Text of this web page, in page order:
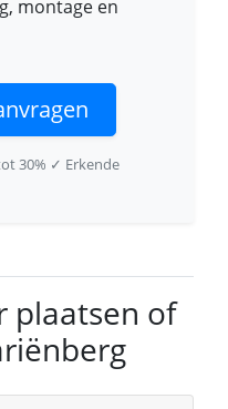
montage en
30% ✓ Erkende
plaatsen of